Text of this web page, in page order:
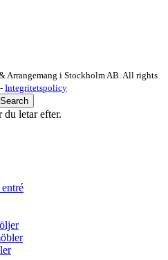
i Stockholm AB. All rights
- Integritetspolicy
Search
letar efter.